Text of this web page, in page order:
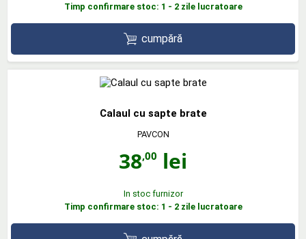
Timp confirmare stoc: 1 - 2 zile lucratoare
cumpără
Calaul cu sapte brate
PAVCON
38,00 lei
In stoc furnizor
Timp confirmare stoc: 1 - 2 zile lucratoare